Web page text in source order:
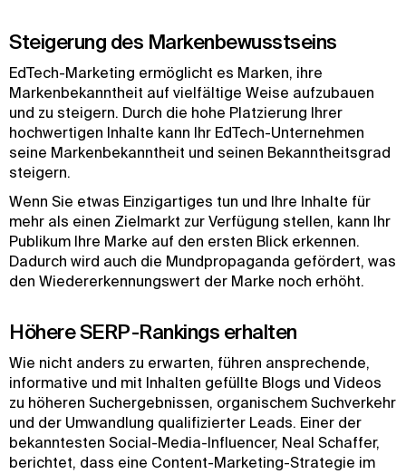
Steigerung des Markenbewusstseins
EdTech-Marketing ermöglicht es Marken, ihre
Markenbekanntheit auf vielfältige Weise aufzubauen
und zu steigern. Durch die hohe Platzierung Ihrer
hochwertigen Inhalte kann Ihr EdTech-Unternehmen
seine Markenbekanntheit und seinen Bekanntheitsgrad
steigern.
Wenn Sie etwas Einzigartiges tun und Ihre Inhalte für
mehr als einen Zielmarkt zur Verfügung stellen, kann Ihr
Publikum Ihre Marke auf den ersten Blick erkennen.
Dadurch wird auch die Mundpropaganda gefördert, was
den Wiedererkennungswert der Marke noch erhöht.
Höhere SERP-Rankings erhalten
Wie nicht anders zu erwarten, führen ansprechende,
informative und mit Inhalten gefüllte Blogs und Videos
zu höheren Suchergebnissen, organischem Suchverkehr
und der Umwandlung qualifizierter Leads. Einer der
bekanntesten Social-Media-Influencer, Neal Schaffer,
berichtet, dass eine Content-Marketing-Strategie im